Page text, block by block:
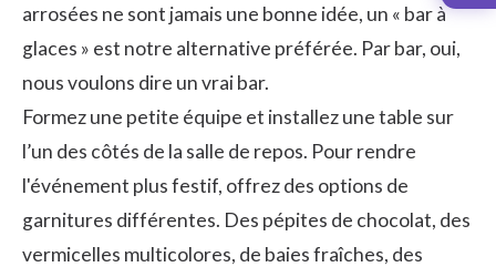
arrosées ne sont jamais une bonne idée, un « bar à
glaces » est notre alternative préférée. Par bar, oui,
nous voulons dire un vrai bar.
Formez une petite équipe et installez une table sur
l’un des côtés de la salle de repos. Pour rendre
l'événement plus festif, offrez des options de
garnitures différentes. Des pépites de chocolat, des
vermicelles multicolores, de baies fraîches, des